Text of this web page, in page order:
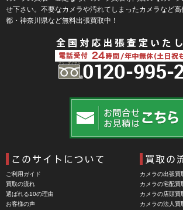
Bokkeh（ボケ）
Bolsey（ボルシー）
BRAUN（ブラウン）
BUFFALO（バッファロー）
Cam Caddie（カムキャディ）
Carhartt（カーハート）
Carl Zeiss Jena（カールツアイスイエナ）
CASIO（カシオ）
せ下さい。不要なカメラや汚れてしまったカメラなど
都・神奈川県など無料出張買取中！
ご利用ガイド
買取の流れ
選ばれる10の理由
お客様の声
カメラの出張買
カメラの宅配買
カメラの店頭買
カメラの法人買